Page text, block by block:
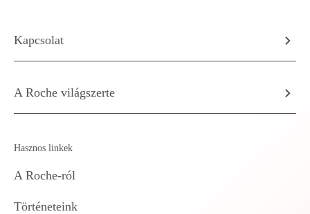
Kapcsolat
A Roche világszerte
Hasznos linkek
A Roche-ról
Történeteink